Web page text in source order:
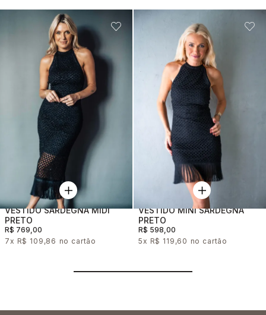
VESTIDO SARDEGNA MIDI
PRETO
R$ 769,00
7x R$ 109,86
VESTIDO MINI SARDEGNA
PRETO
R$ 598,00
5x R$ 119,60